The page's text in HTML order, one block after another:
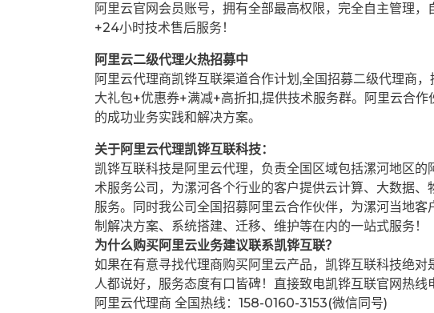
阿里云官网会员账号，拥有全部最高权限，完全自主管理
+24小时技术售后服务！
阿里云二级代理火热招募中
阿里云代理商凯铧互联渠道合作计划,全国招募二级代理商
大礼包+优惠券+满减+高折扣,提供技术服务群。阿里云合
的成功业务实践和解决方案。
关于阿里云代理凯铧互联科技：
凯铧互联科技是阿里云代理，负责全国区域包括漯河地区
术服务公司，为漯河各个行业的客户提供云计算、大数据
服务。同时我公司全国招募阿里云合作伙伴，为漯河当地
制解决方案、系统搭建、迁移、维护等在内的一站式服务！
为什么购买阿里云业务建议联系凯铧互联？
如果在有意寻找代理商购买阿里云产品，凯铧互联科技绝
人都说好，服务态度有口皆碑！直接致电凯铧互联官网热线
阿里云代理商 全国热线：158-0160-3153(微信同号)